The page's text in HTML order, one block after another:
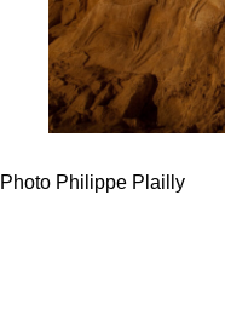
Photo Philippe Plailly